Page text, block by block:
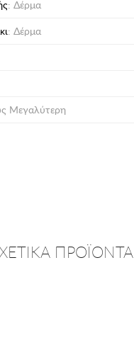
: Δέρμα
: Δέρμα
Μεγαλύτερη
ΠΡΟΪΟΝΤΑ